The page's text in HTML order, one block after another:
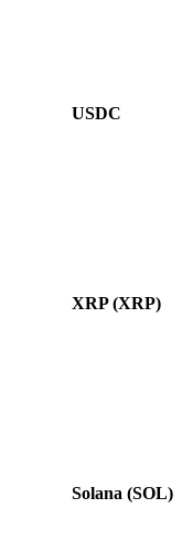
USDC
XRP(XRP)
Solana (SOL)